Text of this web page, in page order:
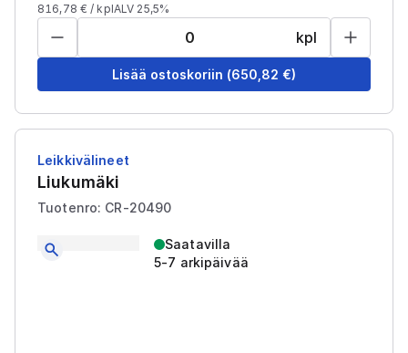
816,78 € / kplALV 25,5%
kpl
Lisää ostoskoriin (650,82 €)
Leikkivälineet
Liukumäki
Tuotenro: CR-20490
Saatavilla
5-7 arkipäivää